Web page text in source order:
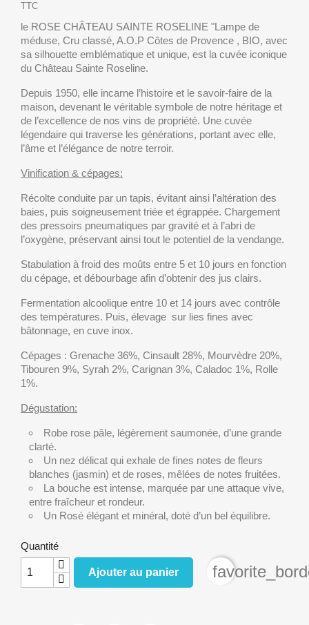
TTC
le ROSE CHÂTEAU SAINTE ROSELINE "Lampe de
méduse, Cru classé, A.O.P Côtes de Provence , BIO, avec
sa silhouette emblématique et unique, est la cuvée iconique
du Château Sainte Roseline.
Depuis 1950, elle incarne l’histoire et le savoir-faire de la
maison, devenant le véritable symbole de notre héritage et
de l’excellence de nos vins de propriété. Une cuvée
légendaire qui traverse les générations, portant avec elle,
l’âme et l’élégance de notre terroir.
Vinification & cépages:
Récolte conduite par un tapis, évitant ainsi l’altération des
baies, puis soigneusement triée et égrappée. Chargement
des pressoirs pneumatiques par gravité et à l’abri de
l’oxygène, préservant ainsi tout le potentiel de la vendange.
Stabulation à froid des moûts entre 5 et 10 jours en fonction
du cépage, et débourbage afin d’obtenir des jus clairs.
Fermentation alcoolique entre 10 et 14 jours avec contrôle
des températures. Puis, élevage sur lies fines avec
bâtonnage, en cuve inox.
Cépages : Grenache 36%, Cinsault 28%, Mourvèdre 20%,
Tibouren 9%, Syrah 2%, Carignan 3%, Caladoc 1%, Rolle
1%.
Dégustation:
Robe rose pâle, légèrement saumonée, d’une grande
clarté.
Un nez délicat qui exhale de fines notes de fleurs
blanches (jasmin) et de roses, mêlées de notes fruitées.
La bouche est intense, marquée par une attaque vive,
entre fraîcheur et rondeur.
Un Rosé élégant et minéral, doté d’un bel équilibre.
Quantité
Ajouter au panier